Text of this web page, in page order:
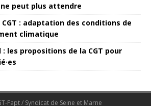
peut plus attendre
: adaptation des conditions de
climatique
les propositions de la CGT pour
Fapt / Syndicat de Seine et Marne